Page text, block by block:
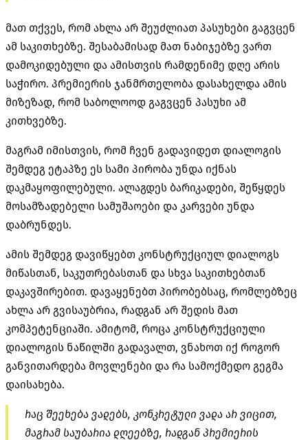
მათ თქვეს, რომ ახლა არ შეუძლიათ პასუხები გაგვცენ
ამ საკითხებზე. შესაბამისად მათ ნაბიჯებზე ვართ
დამოკიდებული და ამისთვის რამდენიმე დღე არის
საჭირო. პრემიერის ჯანმრთელობა დასახელდა ამის
მიზეზად, რომ საბოლოოდ გაგვცენ პასუხი ამ
კითხვებზე.
მაგრამ იმისთვის, რომ ჩვენ გადავიდეთ დიალოგის
შემდეგ ეტაპზე ეს სამი პირობა უნდა იქნას
დაკმაყოფილებული. ალაგდეს ბარიკადები, შეწყდეს
მოსამზადებელი სამუშაოები და კარვები უნდა
დაბრუნდეს.
ამის შემდეგ დავიწყებთ კონსტრუქციულ დიალოგს
მიწასთან, საკუთრებასთან და სხვა საკითხებთან
დაკავშირებით. დავაყენებთ პირობებსაც, რომლებზეც
ახლა არ გვისაუბრია, რადგან არ შედის მათ
კომპეტენციაში. ამიტომ, როცა კონსტრუქციული
დიალოგის ნაწილში გადავალთ, ვნახოთ იქ როგორ
განვითარდება მოვლენები და რა სამოქმედო გეგმა
დაისახება.
რაც შეეხება ვადებს, კონკრეტული ვადა არ ვიცით,
მაგრამ საუბარია დღეებზე, რადგან პრემიერის